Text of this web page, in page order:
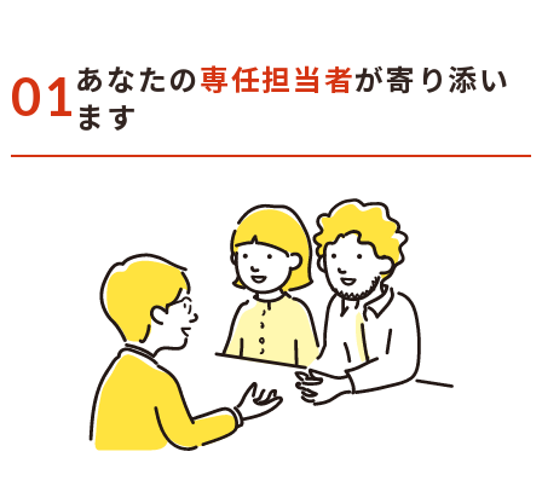
01あなたの専任担当者が寄り添い
ます